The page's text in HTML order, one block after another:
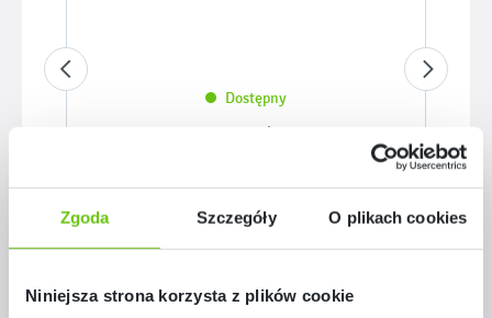
Zgoda Szczegóły O plikach cookies
Niniejsza strona korzysta z plików cookie
Dostępny
Ptaszek
Kod produktu:036097
89,90 zł